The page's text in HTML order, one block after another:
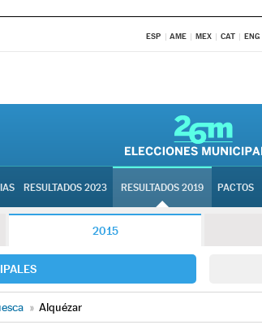
ESP AME MEX CAT ENG
RESULTADOS 2023 RESULTADOS 2019 PACTOS
2015
» Alquézar